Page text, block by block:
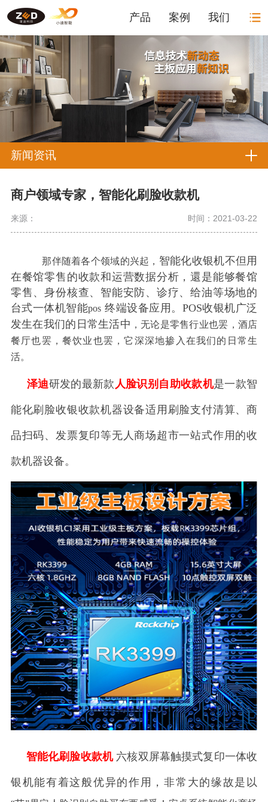
产品 案例 我们
新闻资讯
商户领域专家，智能化刷脸收款机
来源： 时间：2021-03-22
那伴随着各个领域的兴起， 智能化收银机不但用
在餐馆零售的收款和运营数据分析，還是能够餐馆
零售、身份核查、智能安防、诊疗、给油等场地的
台式一体机智能pos 终端设备应用。 POS收银机广泛
发生在我们的日常生活中 ，无论是零售行业也罢，酒店
餐厅也罢，餐饮业也罢，它深深地掺入在我们的日常生
活。
泽迪研发的最新款 人脸识别自助收款机是一款智
能化刷脸收银收款机器设备适用刷脸支付清算、商
品扫码、发票复印等无人商场超市一站式作用的收
款机器设备。
智能化刷脸收款机 六核双屏幕触摸式复印一体收
银机能有着这般优异的作用，非常大的缘故是以